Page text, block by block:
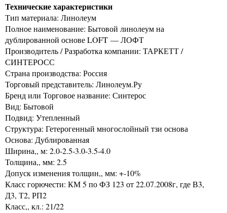
Технические характеристики
Тип материала: Линолеум
Полное наименование: Бытовой линолеум на
дублированной основе LOFT — ЛОФТ
Производитель / Разработка компании: ТАРКЕТТ /
СИНТЕРОСС
Страна производства: Россия
Торговый представитель: Линолеум.Ру
Бренд или Торговое название: Синтерос
Вид: Бытовой
Подвид: Утепленный
Структура: Гетерогенный многослойный тзи основа
Основа: Дублированная
Ширина,, м: 2.0-2.5-3.0-3.5-4.0
Толщина,, мм: 2.5
Допуск изменения толщин,, мм: +-10%
Класс горючести: КМ 5 по ФЗ 123 от 22.07.2008г, где В3,
Д3, Т2, РП2
Класс,, кл.: 21/22